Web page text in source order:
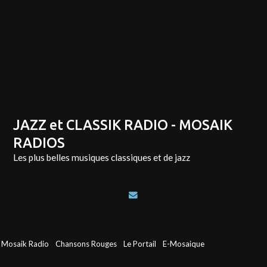
JAZZ et CLASSIK RADIO - MOSAIK
RADIOS
Les plus belles musiques classiques et de jazz
Mosaik Radio Chansons Rouges Le Portail E-Mosaique